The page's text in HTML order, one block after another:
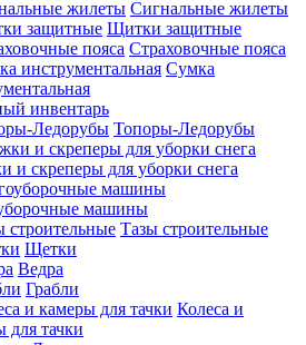
Сигнальные жилеты
Щитки защитные
Страховочные пояса
Сумка
инвентарь
Топоры-Ледорубы
и скреперы для уборки снега
машины
Тазы строительные
Щетки
Ведра
Грабли
Колеса и
для тачки